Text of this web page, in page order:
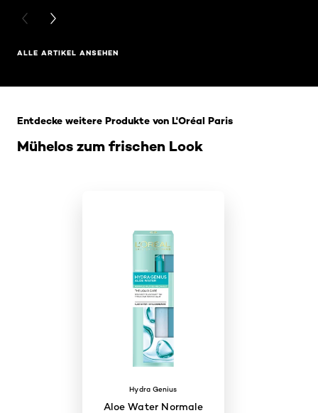
PREVIOUS CARD
NEXT CARD
ALLE ARTIKEL ANSEHEN
Mühelos zum frischen Look
Entdecke weitere Produkte von L'Oréal Paris
Hydra Genius
Aloe Water Normale